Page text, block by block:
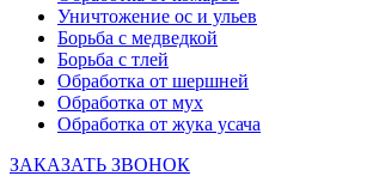
Уничтожение ос и ульев
Борьба с медведкой
Борьба с тлей
Обработка от шершней
Обработка от мух
Обработка от жука усача
ЗАКАЗАТЬ ЗВОНОК